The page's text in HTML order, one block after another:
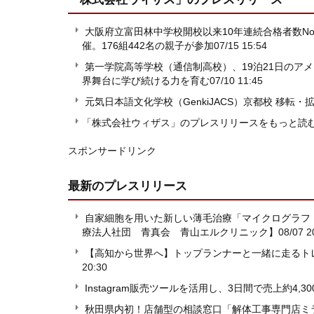
大阪府立富田林中学校開校以来10年連続合格者数
催。176組442名の親子が参加07/15 15:54
第一学院高等学校（通信制高校）、19泊21日のア
界舞台に学び続ける力を育む07/10 11:45
元気日本語文化学校（GenkiJACS）京都校 移転・
「株式会社ウィザス」のプレスリリースをもっと読
スポンサードリンク
最新のプレスリリース
自家細胞を用いた新しい薄毛治療「マイクログラ
療法人社団 青真会 青山エルクリニック】 08/07
【高知から世界へ】トップランナーと一緒に走る
20:30
Instagram販売ツールを活用し、3日間で売上約
秋田県内初！店舗型の相談窓口「解体工事専門店